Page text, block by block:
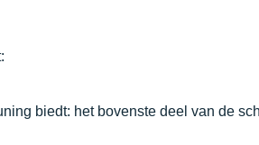
biedt: het bovenste deel van de